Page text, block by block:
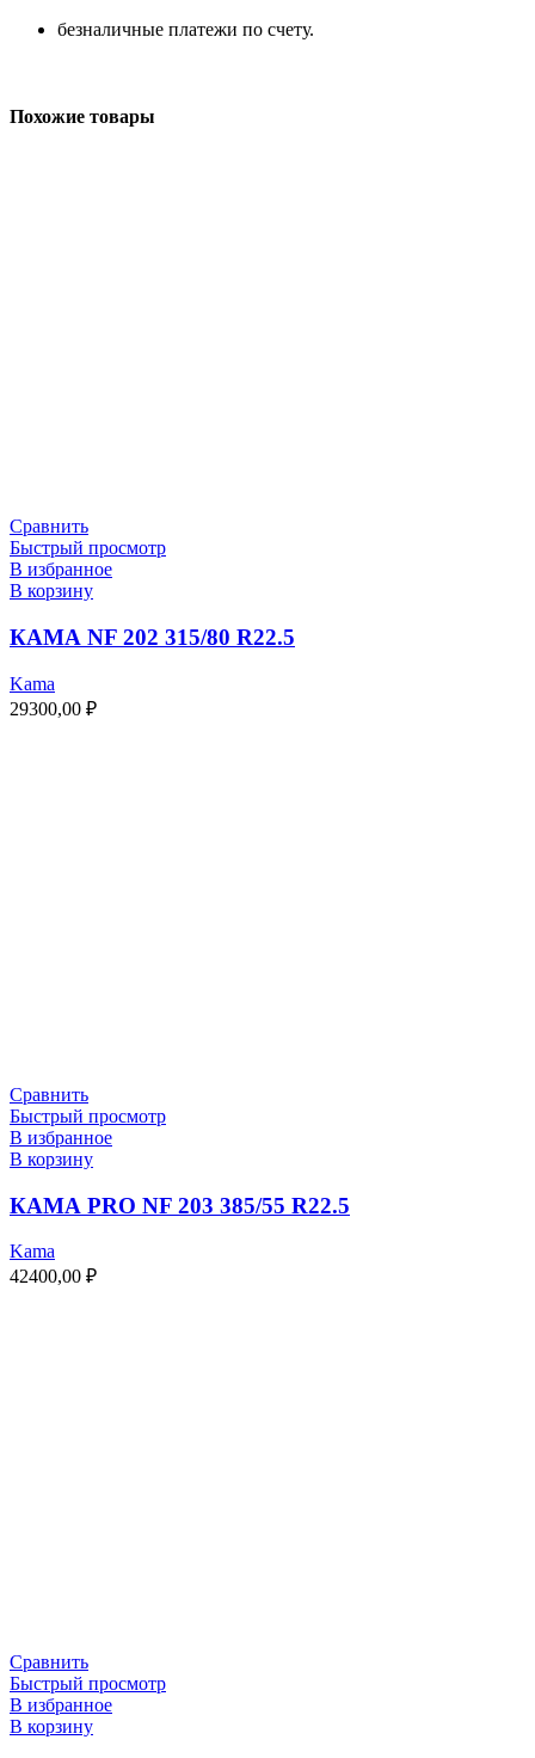
безналичные платежи по счету.
Похожие товары
Сравнить
Быстрый просмотр
В избранное
В корзину
КАМА NF 202 315/80 R22.5
Kama
29300,00 ₽
Сравнить
Быстрый просмотр
В избранное
В корзину
КАМА PRO NF 203 385/55 R22.5
Kama
42400,00 ₽
Сравнить
Быстрый просмотр
В избранное
В корзину